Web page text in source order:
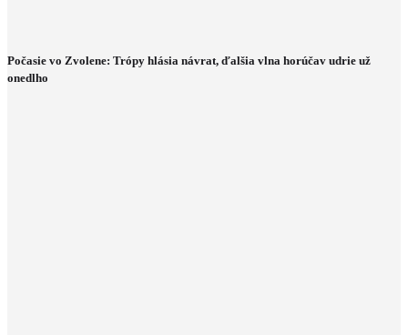
Počasie vo Zvolene: Trópy hlásia návrat, ďalšia vlna horúčav udrie už
onedlho